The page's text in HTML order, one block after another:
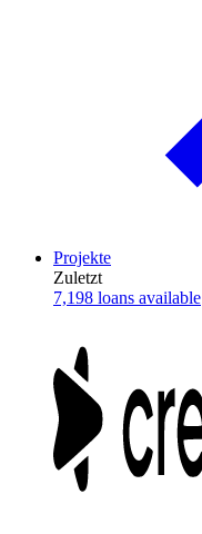
Projekte
Zuletzt
7,198 loans available